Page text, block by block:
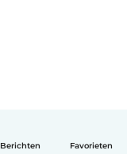
Berichten Favorieten